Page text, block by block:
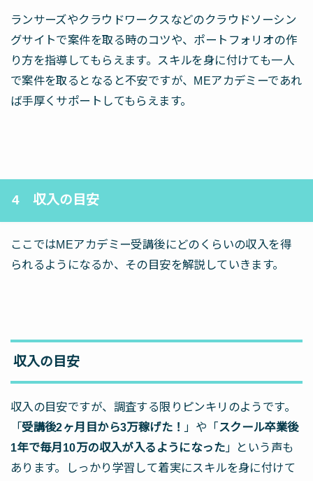
ランサーズやクラウドワークスなどのクラウドソーシン
グサイトで案件を取る時のコツや、ポートフォリオの作
り方を指導してもらえます。スキルを身に付けても一人
で案件を取るとなると不安ですが、MEアカデミーであれ
ば手厚くサポートしてもらえます。
4 収入の目安
ここではMEアカデミー受講後にどのくらいの収入を得
られるようになるか、その目安を解説していきます。
収入の目安
収入の目安ですが、調査する限りピンキリのようです。
「受講後2ヶ月目から3万稼げた！ 」や「スクール卒業後
1年で毎月10万の収入が入るようになった 」という声も
あります。しっかり学習して着実にスキルを身に付けて